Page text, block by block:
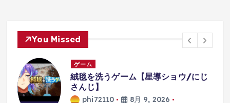
You Missed
ゲーム
ドッキリ！よっちに内緒でよっちが出
るオリジナルゲーム作ったらｗｗ
himawari-CH